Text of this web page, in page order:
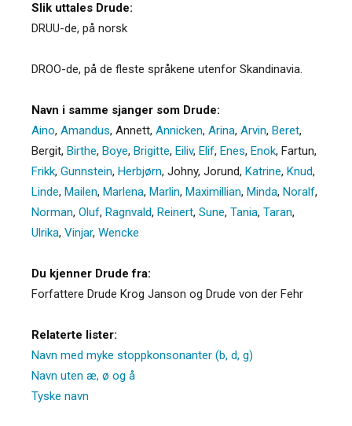
Slik uttales Drude:
DRUU-de, på norsk
DROO-de, på de fleste språkene utenfor Skandinavia.
Navn i samme sjanger som Drude:
Aino, Amandus, Annett, Annicken, Arina, Arvin, Beret,
Bergit, Birthe, Boye, Brigitte, Eiliv, Elif, Enes, Enok, Fartun,
Frikk, Gunnstein, Herbjørn, Johny, Jorund, Katrine, Knud,
Linde, Mailen, Marlena, Marlin, Maximillian, Minda, Noralf,
Norman, Oluf, Ragnvald, Reinert, Sune, Tania, Taran,
Ulrika, Vinjar, Wencke
Du kjenner Drude fra:
Forfattere Drude Krog Janson og Drude von der Fehr
Relaterte lister:
Navn med myke stoppkonsonanter (b, d, g)
Navn uten æ, ø og å
Tyske navn